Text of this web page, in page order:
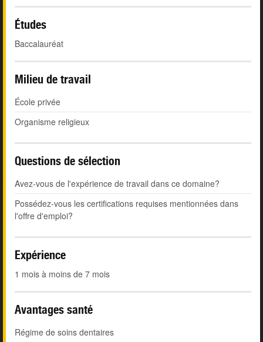
Études
Baccalauréat
Milieu de travail
École privée
Organisme religieux
Questions de sélection
Avez-vous de l'expérience de travail dans ce domaine?
Possédez-vous les certifications requises mentionnées dans
l'offre d'emploi?
Expérience
1 mois à moins de 7 mois
Avantages santé
Régime de soins dentaires